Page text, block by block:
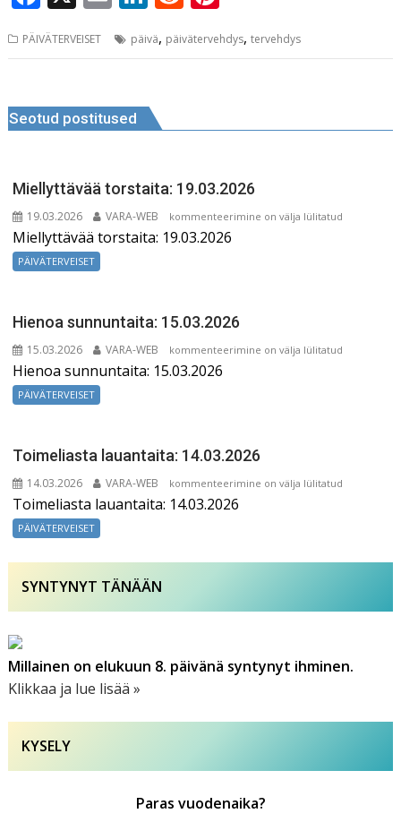
k
a
c
b
o
k
ai k
dI
n
d te
st
PÄIVÄTERVEISET päivä, päivätervehdys,tervehdys
Seotud postitused
Miellyttävää torstaita: 19.03.2026
19.03.2026 VARA-WEB
Miellyttävää
torstaita:
kommenteerimine on välja lülitatud
Miellyttävää torstaita: 19.03.2026
PÄIVÄTERVEISET
Hienoa sunnuntaita: 15.03.2026
15.03.2026 VARA-WEB
Hienoa
sunnuntaita:
kommenteerimine on välja lülitatud
Hienoa sunnuntaita: 15.03.2026
PÄIVÄTERVEISET
Toimeliasta lauantaita: 14.03.2026
14.03.2026 VARA-WEB
Toimeliasta
lauantaita:
kommenteerimine on välja lülitatud
Toimeliasta lauantaita: 14.03.2026
PÄIVÄTERVEISET
SYNTYNYT TÄNÄÄN
Millainen on elukuun 8. päivänä syntynyt ihminen.
Klikkaa ja lue lisää »
KYSELY
Paras vuodenaika?